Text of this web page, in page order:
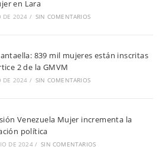
en Lara
DE 2024 / SIN COMENTARIOS
839 mil mujeres están inscritas
2 de la GMVM
DE 2024 / SIN COMENTARIOS
Venezuela Mujer incrementa la
política
DE 2024 / SIN COMENTARIOS